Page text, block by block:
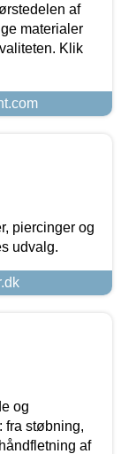
af
materialer
Klik
piercinger og
udvalg.
og
fra støbning,
af